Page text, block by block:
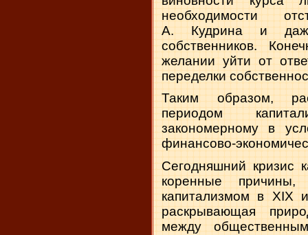
необходимости
А. Кудрина и
собственников.
желании уйти от
переделки
Таким образом,
периодом
закономерному в
финансово-
Сегодняшний кризис
коренные
капитализмом в XIX
раскрывающая
между